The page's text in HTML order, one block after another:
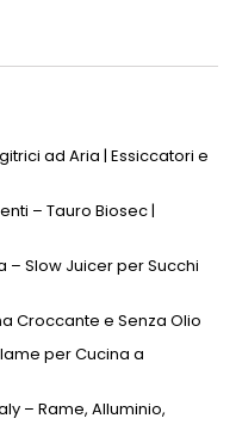
ad Aria | Essiccatori e
– Tauro Biosec |
– Slow Juicer per Succhi
Croccante e Senza Olio
per Cucina a
– Rame, Alluminio,